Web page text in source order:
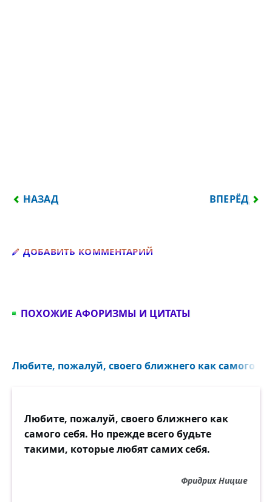
ПРЕДЫДУЩИЙ: ЛЮДИ НЕ ЛЮБЯТ, БОЛЕЕ ТОГО,
НАЗАД ВПЕРЁД
ДОБАВИТЬ КОММЕНТАРИЙ
ПОХОЖИЕ АФОРИЗМЫ И ЦИТАТЫ
Любите, пожалуй, своего ближнего как самого
Любите, пожалуй, своего ближнего как
самого себя. Но прежде всего будьте
такими, которые любят самих себя.
Фридрих Ницше